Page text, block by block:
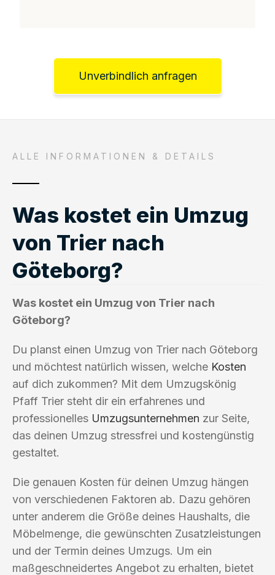
Unverbindlich anfragen
ALLE INFORMATIONEN & DETAILS
Was kostet ein Umzug
von Trier nach
Göteborg?
Was kostet ein Umzug von Trier nach
Göteborg?
Du planst einen Umzug von Trier nach Göteborg
und möchtest natürlich wissen, welche Kosten
auf dich zukommen? Mit dem Umzugskönig
Pfaff Trier steht dir ein erfahrenes und
professionelles Umzugsunternehmen zur Seite,
das deinen Umzug stressfrei und kostengünstig
gestaltet.
Die genauen Kosten für deinen Umzug hängen
von verschiedenen Faktoren ab. Dazu gehören
unter anderem die Größe deines Haushalts, die
Möbelmenge, die gewünschten Zusatzleistungen
und der Termin deines Umzugs. Um ein
maßgeschneidertes Angebot zu erhalten, bietet